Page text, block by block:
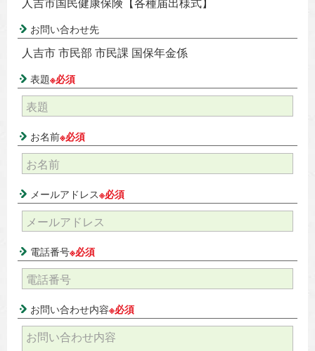
お問い合わせ先
人吉市 市民部 市民課 国保年金係
表題※必須
お名前※必須
メールアドレス※必須
電話番号※必須
お問い合わせ内容※必須